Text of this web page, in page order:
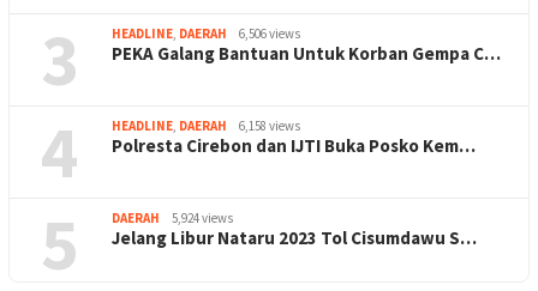
3 HEADLINE, DAERAH 6,506 views
PEKA Galang Bantuan Untuk Korban Gempa C…
4 HEADLINE, DAERAH 6,158 views
Polresta Cirebon dan IJTI Buka Posko Kem…
5 DAERAH 5,924 views
Jelang Libur Nataru 2023 Tol Cisumdawu S…